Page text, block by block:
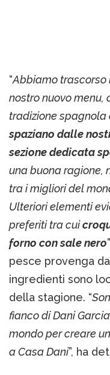
“Abbiamo trascorso
nostro nuovo
tradizione
spaziano dalle
sezione dedicata
una buona ragione,
tra i migliori del
Ulteriori elementi
preferiti tra cui
forno con sale nero
pesce provenga
ingredienti sono
della stagione. “
fianco di Dani
mondo per creare
a Casa Dani”, ha